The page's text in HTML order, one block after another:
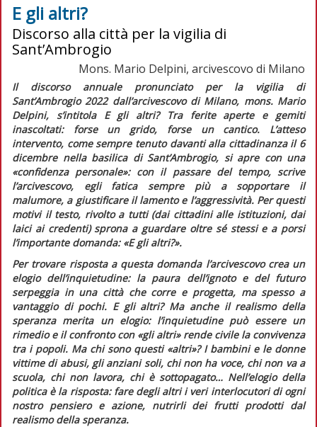
E gli altri?
Discorso alla città per la vigilia di
Sant’Ambrogio
Mons. Mario Delpini, arcivescovo di Milano
Il discorso annuale pronunciato per la vigilia di
Sant’Ambrogio 2022 dall’arcivescovo di Milano, mons. Mario
Delpini, s’intitola E gli altri? Tra ferite aperte e gemiti
inascoltati: forse un grido, forse un cantico. L’atteso
intervento, come sempre tenuto davanti alla cittadinanza il 6
dicembre nella basilica di Sant’Ambrogio, si apre con una
«confidenza personale»: con il passare del tempo, scrive
l’arcivescovo, egli fatica sempre più a sopportare il
malumore, a giustificare il lamento e l’aggressività. Per questi
motivi il testo, rivolto a tutti (dai cittadini alle istituzioni, dai
laici ai credenti) sprona a guardare oltre sé stessi e a porsi
l’importante domanda: «E gli altri?».
Per trovare risposta a questa domanda l’arcivescovo crea un
elogio dell’inquietudine: la paura dell’ignoto e del futuro
serpeggia in una città che corre e progetta, ma spesso a
vantaggio di pochi. E gli altri? Ma anche il realismo della
speranza merita un elogio: l’inquietudine può essere un
rimedio e il confronto con «gli altri» rende civile la convivenza
tra i popoli. Ma chi sono questi «altri»? I bambini e le donne
vittime di abusi, gli anziani soli, chi non ha voce, chi non va a
scuola, chi non lavora, chi è sottopagato… Nell’elogio della
politica è la risposta: fare degli altri i veri interlocutori di ogni
nostro pensiero e azione, nutrirli dei frutti prodotti dal
realismo della speranza.